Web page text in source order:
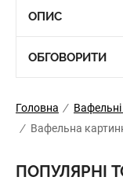
ОПИС
ОБГОВОРИТИ
Головна /
/ Вафельна
ПОПУЛЯРНІ